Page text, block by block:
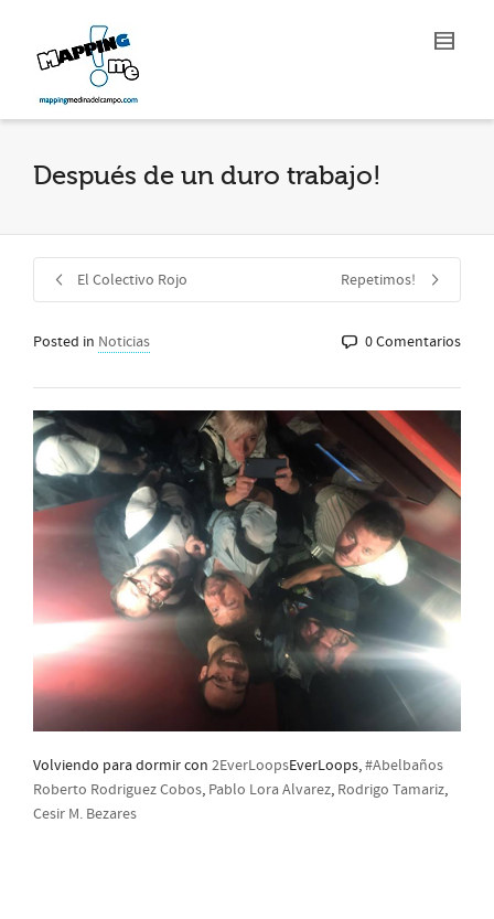
Después de un duro trabajo!
El Colectivo Rojo Repetimos!
Posted in Noticias 0 Comentarios
Volviendo para dormir con 2EverLoopsEverLoops,#Abelbaños
Roberto Rodriguez Cobos, Pablo Lora Alvarez, Rodrigo Tamariz,
Cesir M. Bezares